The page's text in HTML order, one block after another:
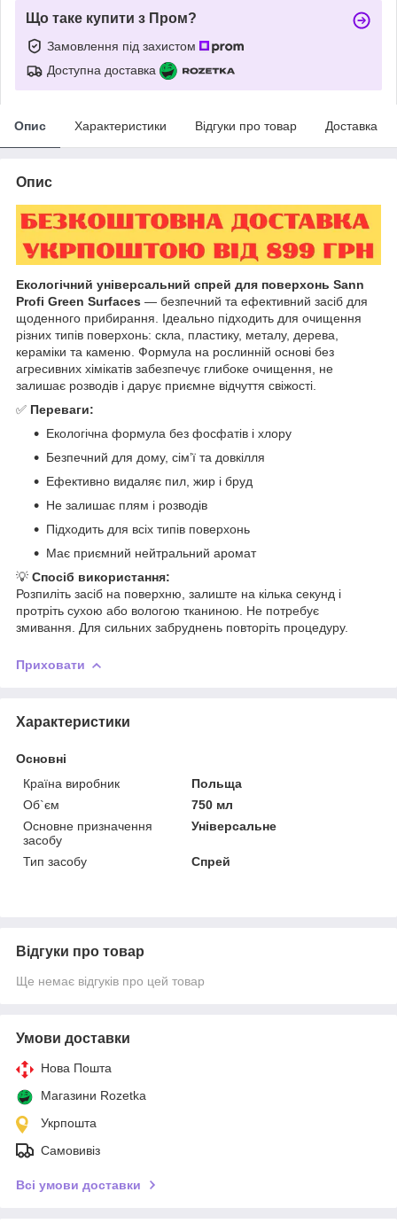
Що таке купити з Пром?
Замовлення під захистом
Доступна доставка
Опис Характеристики Відгуки про товар Доставка
Опис
Екологічний універсальний спрей для поверхонь Sann
Profi Green Surfaces — безпечний та ефективний засіб для
щоденного прибирання. Ідеально підходить для очищення
різних типів поверхонь: скла, пластику, металу, дерева,
кераміки та каменю. Формула на рослинній основі без
агресивних хімікатів забезпечує глибоке очищення, не
залишає розводів і дарує приємне відчуття свіжості.
✅ Переваги:
Екологічна формула без фосфатів і хлору
Безпечний для дому, сім’ї та довкілля
Ефективно видаляє пил, жир і бруд
Не залишає плям і розводів
Підходить для всіх типів поверхонь
Має приємний нейтральний аромат
💡 Спосіб використання:
Розпиліть засіб на поверхню, залиште на кілька секунд і
протріть сухою або вологою тканиною. Не потребує
змивання. Для сильних забруднень повторіть процедуру.
Приховати
Характеристики
Основні
Країна виробник
Польща
Об`єм
750 мл
Основне призначення
засобу
Універсальне
Тип засобу Спрей
Відгуки про товар
Ще немає відгуків про цей товар
Умови доставки
Нова Пошта
Магазини Rozetka
Укрпошта
Самовивіз
Всі умови доставки